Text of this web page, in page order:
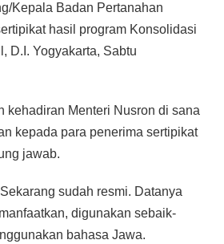
Kepala Badan Pertanahan
hasil program Konsolidasi
D.I. Yogyakarta, Sabtu
kehadiran Menteri Nusron di sana
kepada para penerima sertipikat
jawab.
sudah resmi. Datanya
digunakan sebaik-
bahasa Jawa.